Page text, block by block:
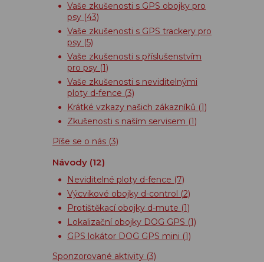
Vaše zkušenosti s GPS obojky pro
psy (43)
Vaše zkušenosti s GPS trackery pro
psy (5)
Vaše zkušenosti s příslušenstvím
pro psy (1)
Vaše zkušenosti s neviditelnými
ploty d-fence (3)
Krátké vzkazy našich zákazníků (1)
Zkušenosti s naším servisem (1)
Píše se o nás (3)
Návody (12)
Neviditelné ploty d-fence (7)
Výcvikové obojky d-control (2)
Protištěkací obojky d-mute (1)
Lokalizační obojky DOG GPS (1)
GPS lokátor DOG GPS mini (1)
Sponzorované aktivity (3)